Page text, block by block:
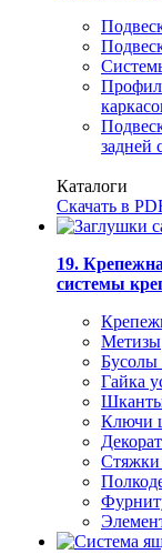
задней
Каталоги
Скачать в
19.
системы
Метизы
Бусолы
Гайка
Ключи
Стяжки